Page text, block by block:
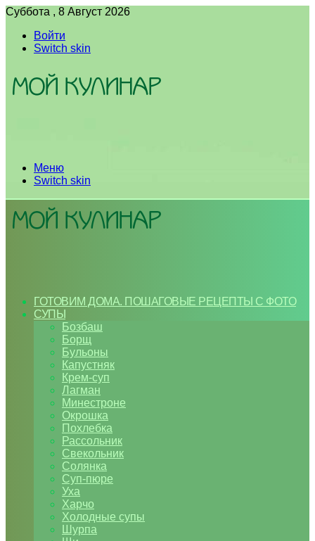
Суббота , 8 Август 2026
Войти
Switch skin
Меню
Switch skin
ГОТОВИМ ДОМА. ПОШАГОВЫЕ РЕЦЕПТЫ С ФОТО
СУПЫ
Бозбаш
Борщ
Бульоны
Капустняк
Крем-суп
Лагман
Минестроне
Окрошка
Похлебка
Рассольник
Свекольник
Солянка
Суп-пюре
Уха
Харчо
Холодные супы
Шурпа